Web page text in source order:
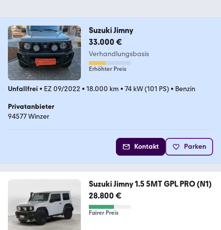
Suzuki Jimny
33.000 €
Verhandlungsbasis
Erhöhter Preis
Unfallfrei • EZ 09/2022 • 18.000 km • 74 kW (101 PS) • Benzin
Privatanbieter
94577 Winzer
Kontakt Parken
Suzuki Jimny 1.5 5MT GPL PRO (N1)
28.800 €
Fairer Preis